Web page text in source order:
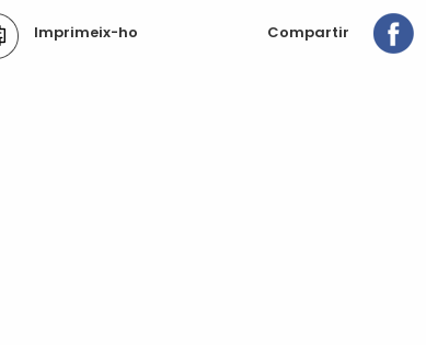
Imprimeix-ho Compartir